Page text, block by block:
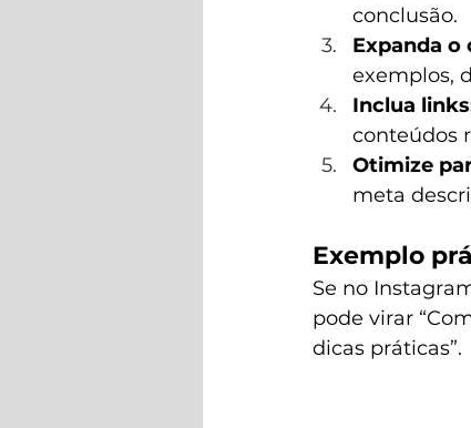
conclusão.
Expanda o
exemplos,
Inclua
conteúdos
Otimize
meta
Exemplo
Se no
pode virar
dicas práticas”.